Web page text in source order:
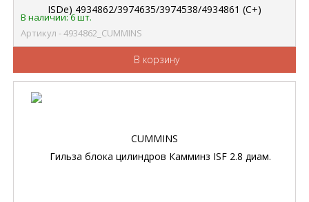
В наличии: 6 шт.
Артикул - 4934862_CUMMINS
В корзину